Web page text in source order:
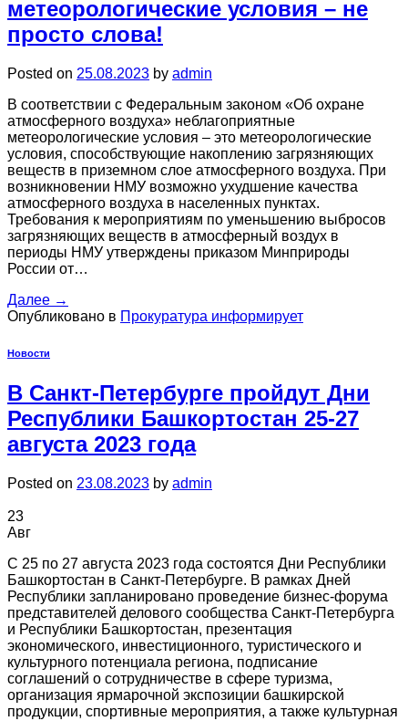
метеорологические условия – не
просто слова!
Posted on 25.08.2023 by admin
В соответствии с Федеральным законом «Об охране
атмосферного воздуха» неблагоприятные
метеорологические условия – это метеорологические
условия, способствующие накоплению загрязняющих
веществ в приземном слое атмосферного воздуха. При
возникновении НМУ возможно ухудшение качества
атмосферного воздуха в населенных пунктах.
Требования к мероприятиям по уменьшению выбросов
загрязняющих веществ в атмосферный воздух в
периоды НМУ утверждены приказом Минприроды
России от…
Далее →
Опубликовано в Прокуратура информирует
Новости
В Санкт-Петербурге пройдут Дни
Республики Башкортостан 25-27
августа 2023 года
Posted on 23.08.2023 by admin
23
Авг
С 25 по 27 августа 2023 года состоятся Дни Республики
Башкортостан в Санкт-Петербурге. В рамках Дней
Республики запланировано проведение бизнес-форума
представителей делового сообщества Санкт-Петербурга
и Республики Башкортостан, презентация
экономического, инвестиционного, туристического и
культурного потенциала региона, подписание
соглашений о сотрудничестве в сфере туризма,
организация ярмарочной экспозиции башкирской
продукции, спортивные мероприятия, а также культурная